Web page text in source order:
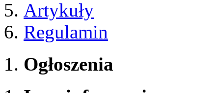
Artykuły
Regulamin
Ogłoszenia